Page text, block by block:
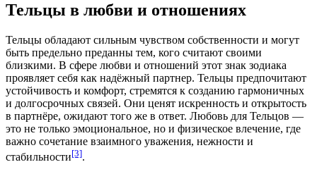
Тельцы в любви и отношениях
Тельцы обладают сильным чувством собственности и могут
быть предельно преданны тем, кого считают своими
близкими. В сфере любви и отношений этот знак зодиака
проявляет себя как надёжный партнер. Тельцы предпочитают
устойчивость и комфорт, стремятся к созданию гармоничных
и долгосрочных связей. Они ценят искренность и открытость
в партнёре, ожидают того же в ответ. Любовь для Тельцов —
это не только эмоциональное, но и физическое влечение, где
важно сочетание взаимного уважения, нежности и
стабильности[3].